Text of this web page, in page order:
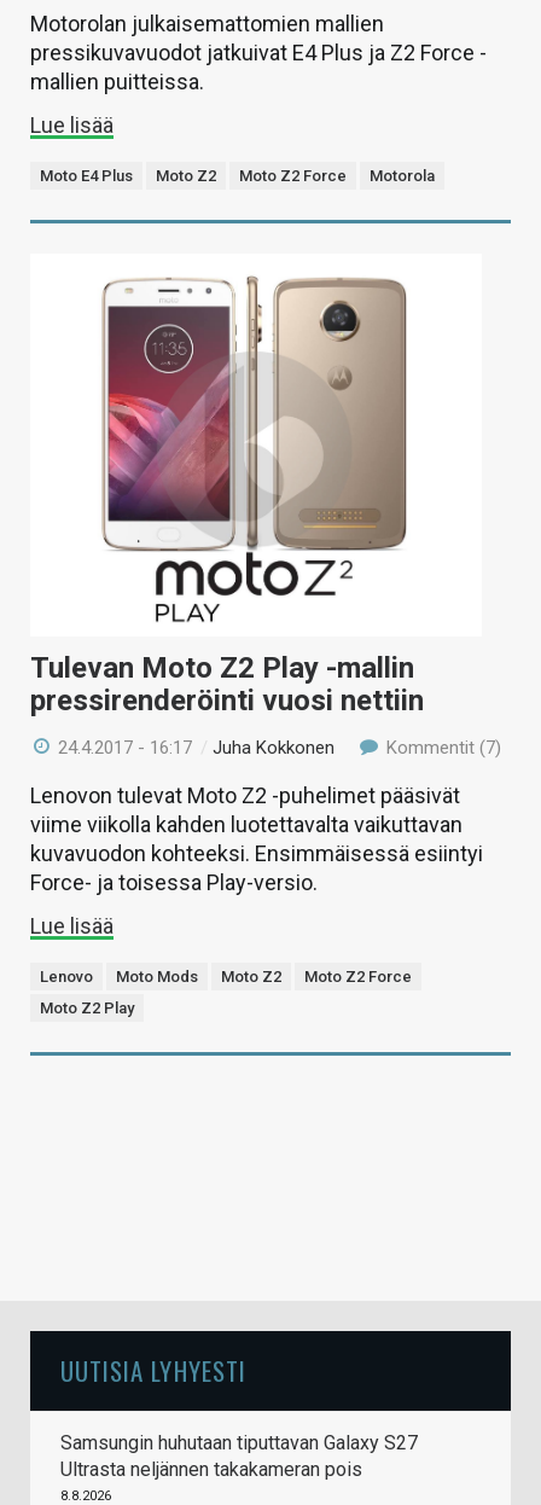
Motorolan julkaisemattomien mallien
pressikuvavuodot jatkuivat E4 Plus ja Z2 Force -
mallien puitteissa.
Lue lisää
Moto E4 Plus Moto Z2 Moto Z2 Force Motorola
Tulevan Moto Z2 Play -mallin
pressirenderöinti vuosi nettiin
24.4.2017 - 16:17 /Juha Kokkonen Kommentit (7)
Lenovon tulevat Moto Z2 -puhelimet pääsivät
viime viikolla kahden luotettavalta vaikuttavan
kuvavuodon kohteeksi. Ensimmäisessä esiintyi
Force- ja toisessa Play-versio.
Lue lisää
Lenovo Moto Mods Moto Z2
Moto Z2 Force
Moto Z2 Play
UUTISIA LYHYESTI
Samsungin huhutaan tiputtavan Galaxy S27
Ultrasta neljännen takakameran pois
8.8.2026